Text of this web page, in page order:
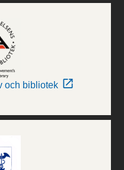
och bibliotek